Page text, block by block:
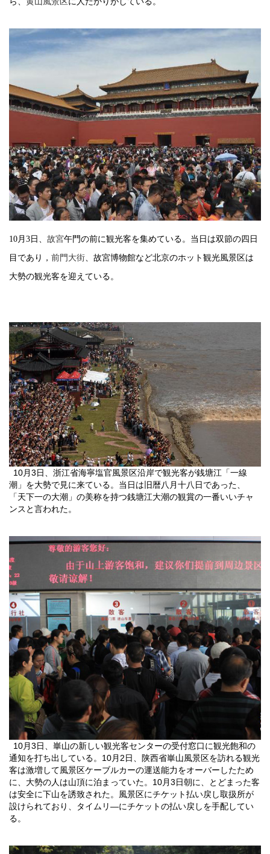
10月 3 日 、 故宮午門の前に観光客を集めている。当日は双節の四日
目であり， 前門大街、故宮博物館など北京のホット観光風景区は
大勢の観光客を迎えている。
10月3日
、浙江省海寧塩官風景区沿岸で観光客が銭塘江「一線
潮」を大勢で見に来ている。当日は旧暦八月十八日であった、
「天下一の大潮」の美称を持つ銭塘江大潮の観賞の一番いいチャ
ンスと言われた。
10月3日、崋山の新しい観光客センターの受付窓口に観光飽和の
通知を打ち出している。 10月2日、陕西省崋山風景区を訪れる観光
客は激増して風景区ケーブルカーの運送能力をオーバーしたため
に、大勢の人は山頂に泊まっていた。 10月3日朝に、とどまった客
は安全に下山を誘致された。風景区にチケット払い戻し取扱所が
設けられており、タイムリ―にチケットの払い戻しを手配してい
る。